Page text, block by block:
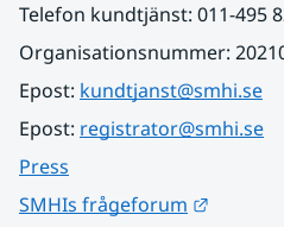
Telefon kundtjänst: 011-495
Organisationsnummer:
Epost: kundtjanst@smhi.se
Epost: registrator@smhi.se
Press
SMHIs frågeforum